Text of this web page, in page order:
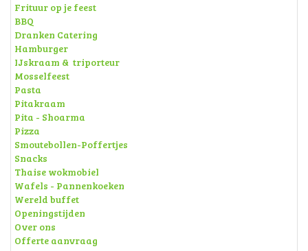
Frituur op je feest
BBQ
Dranken Catering
Hamburger
IJskraam & triporteur
Mosselfeest
Pasta
Pitakraam
Pita - Shoarma
Pizza
Smoutebollen-Poffertjes
Snacks
Thaise wokmobiel
Wafels - Pannenkoeken
Wereld buffet
Openingstijden
Over ons
Offerte aanvraag